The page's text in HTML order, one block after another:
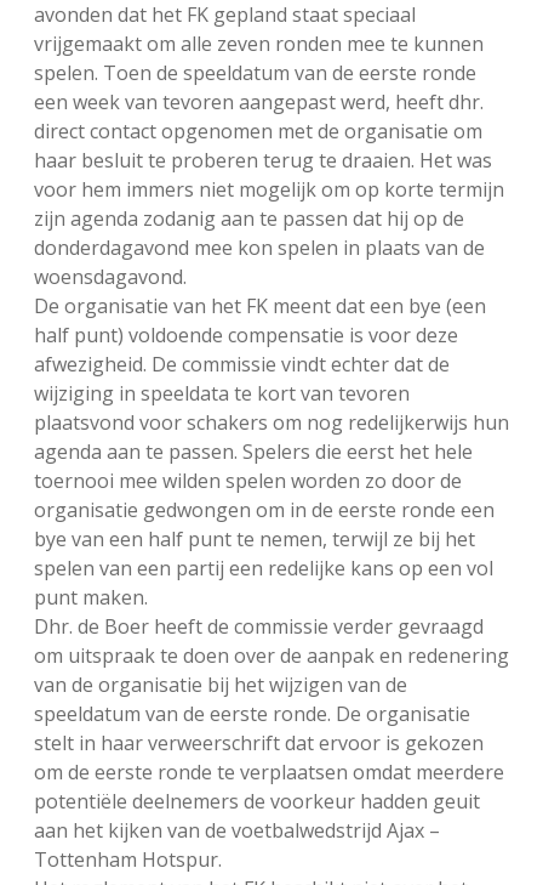
avonden dat het FK gepland staat speciaal
vrijgemaakt om alle zeven ronden mee te kunnen
spelen. Toen de speeldatum van de eerste ronde
een week van tevoren aangepast werd, heeft dhr.
direct contact opgenomen met de organisatie om
haar besluit te proberen terug te draaien. Het was
voor hem immers niet mogelijk om op korte termijn
zijn agenda zodanig aan te passen dat hij op de
donderdagavond mee kon spelen in plaats van de
woensdagavond.
De organisatie van het FK meent dat een bye (een
half punt) voldoende compensatie is voor deze
afwezigheid. De commissie vindt echter dat de
wijziging in speeldata te kort van tevoren
plaatsvond voor schakers om nog redelijkerwijs hun
agenda aan te passen. Spelers die eerst het hele
toernooi mee wilden spelen worden zo door de
organisatie gedwongen om in de eerste ronde een
bye van een half punt te nemen, terwijl ze bij het
spelen van een partij een redelijke kans op een vol
punt maken.
Dhr. de Boer heeft de commissie verder gevraagd
om uitspraak te doen over de aanpak en redenering
van de organisatie bij het wijzigen van de
speeldatum van de eerste ronde. De organisatie
stelt in haar verweerschrift dat ervoor is gekozen
om de eerste ronde te verplaatsen omdat meerdere
potentiële deelnemers de voorkeur hadden geuit
aan het kijken van de voetbalwedstrijd Ajax –
Tottenham Hotspur.